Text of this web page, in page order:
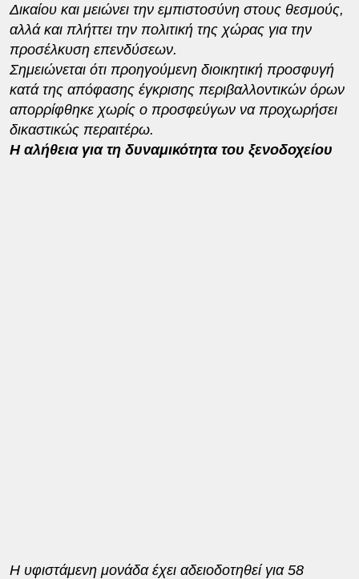
Δικαίου και μειώνει την εμπιστοσύνη στους θεσμούς,
αλλά και πλήττει την πολιτική της χώρας για την
προσέλκυση επενδύσεων.
Σημειώνεται ότι προηγούμενη διοικητική προσφυγή
κατά της απόφασης έγκρισης περιβαλλοντικών όρων
απορρίφθηκε χωρίς ο προσφεύγων να προχωρήσει
δικαστικώς περαιτέρω.
Η αλήθεια για τη δυναμικότητα του ξενοδοχείου
Η υφιστάμενη μονάδα έχει αδειοδοτηθεί για 58